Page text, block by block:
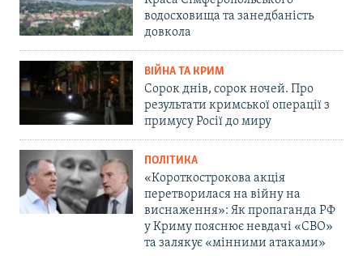
водосховища та занедбаність
довкола
ВІЙНА ТА КРИМ
Сорок днів, сорок ночей. Про
результати кримської операції з
примусу Росії до миру
ПОЛІТИКА
«Короткострокова акція
перетворилася на війну на
виснаження»: Як пропаганда РФ
у Криму пояснює невдачі «СВО»
та залякує «мінними атаками»